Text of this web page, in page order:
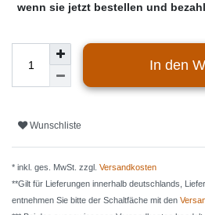
wenn sie jetzt bestellen und
In den
Wunschliste
* inkl. ges. MwSt. zzgl. Versandkosten
**Gilt für Lieferungen innerhalb deutschlands,
entnehmen Sie bitte der Schaltfäche mit den